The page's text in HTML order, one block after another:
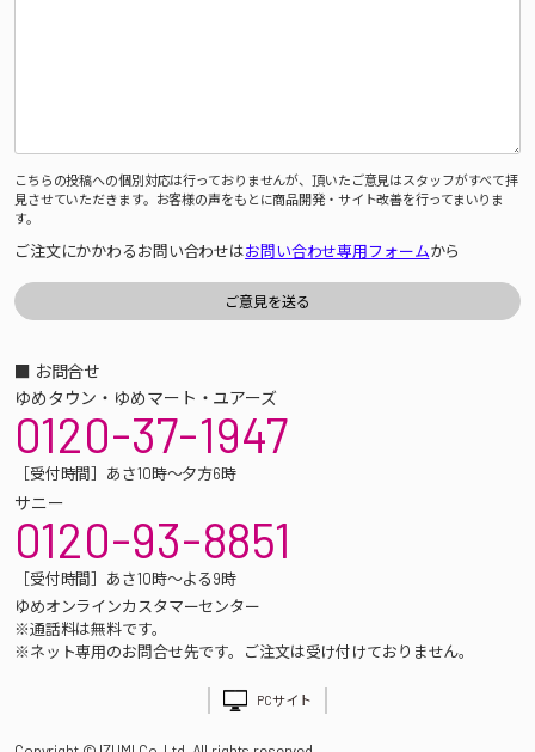
こちらの投稿への個別対応は行っておりませんが、頂いたご意見はスタッフがすべて拝
見させていただきます。お客様の声をもとに商品開発・サイト改善を行ってまいりま
す。
ご注文にかかわるお問い合わせはお問い合わせ専用フォームから
■ お問合せ
ゆめタウン・ゆめマート・ユアーズ
0120-37-1947
［受付時間］あさ10時～夕方6時
サニー
0120-93-8851
［受付時間］あさ10時～よる9時
ゆめオンラインカスタマーセンター
※通話料は無料です。
※ネット専用のお問合せ先です。ご注文は受け付けておりません。
PCサイト